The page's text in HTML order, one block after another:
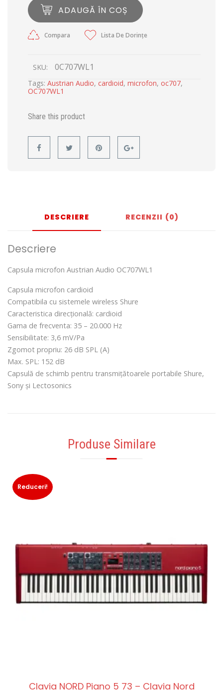
ADAUGĂ ÎN COȘ
Compara Lista De Dorințe
SKU: 0C707WL1
Tags: Austrian Audio, cardioid, microfon, oc707,
OC707WL1
Share this product
DESCRIERE RECENZII (0)
Descriere
Capsula microfon Austrian Audio OC707WL1
Capsula microfon cardioid
Compatibila cu sistemele wireless Shure
Caracteristica direcțională: cardioid
Gama de frecventa: 35 – 20.000 Hz
Sensibilitate: 3,6 mV/Pa
Zgomot propriu: 26 dB SPL (A)
Max. SPL: 152 dB
Capsulă de schimb pentru transmițătoarele portabile Shure,
Sony și Lectosonics
Produse Similare
Reduceri!
Clavia NORD Piano 5 73 – Clavia Nord